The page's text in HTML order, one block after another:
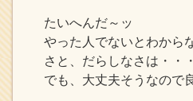
たいへんだ～ッ
やった人でないとわから
さと、だらしなさは・・
でも、大丈夫そうなので